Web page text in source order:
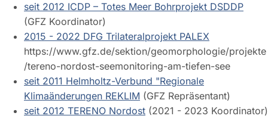
seit 2012 ICDP – Totes Meer Bohrprojekt DSDDP
(GFZ Koordinator)
2015 - 2022 DFG Trilateralprojekt PALEX
https://www.gfz.de/sektion/geomorphologie/projekte
/tereno-nordost-seemonitoring-am-tiefen-see
seit 2011 Helmholtz-Verbund "Regionale
Klimaänderungen REKLIM (GFZ Repräsentant)
seit 2012 TERENO Nordost (2021 - 2023 Koordinator)